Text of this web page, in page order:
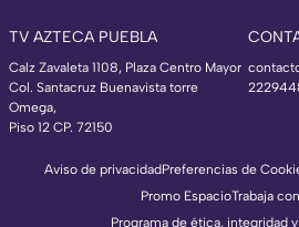
TV AZTECA PUEBLA
Calz Zavaleta 1108, Plaza Centro Mayor
Col. Santacruz Buenavista torre
Omega,
Piso 12 CP. 72150
Aviso de privacidadPreferencias de
Promo EspacioTrabaja
Programa de ética, integridad